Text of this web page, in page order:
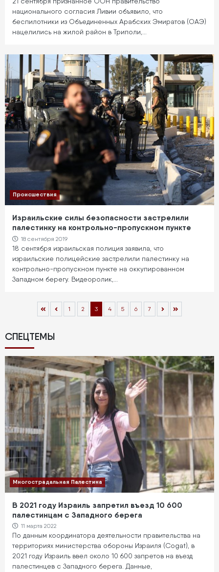
национального согласия Ливии объявило, что
беспилотники из Объединенных Арабских Эмиратов (ОАЭ)
нацелились на жилой район в Триполи,…
Происшествия
Израильские силы безопасности застрелили
палестинку на контрольно-пропускном пункте
18 сентября 2019
18 сентября израильская полиция заявила, что
израильские полицейские застрелили палестинку на
контрольно-пропускном пункте на оккупированном
Западном берегу. Видеоролик,…
Нумерация
Page
1 Page
2
Текущая
3 Page
4 Page
5 Page
6 Page
7
СПЕЦТЕМЫ
Многострадальная Палестина
В 2021 году Израиль запретил въезд 10 600
палестинцам с Западного берега
11 марта 2022
По данным координатора деятельности правительства на
территориях министерства обороны Израиля (Cogat), в
2021 году Израиль ввел около 10 600 запретов на въезд
палестинцев с Западного берега. Данные,